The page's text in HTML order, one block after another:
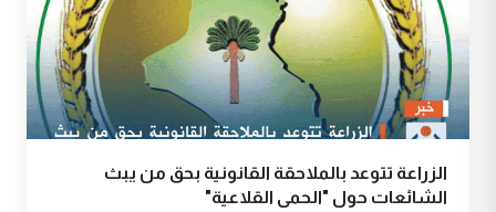
الزراعة تتوعد بالملاحقة القانونية بحق من يبث
الشائعات حول "الحمى القلاعية"